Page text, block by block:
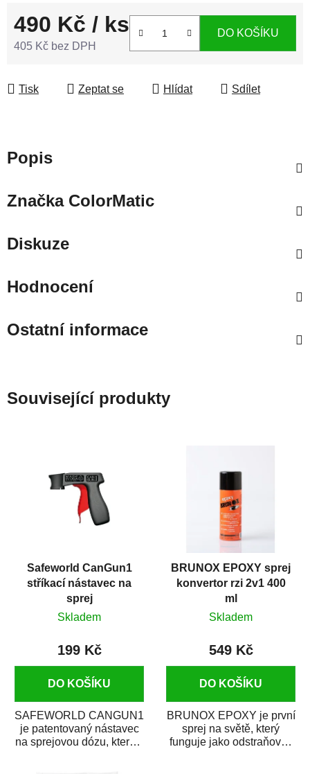
490 Kč / ks
405 Kč bez DPH
DO KOŠÍKU
Tisk Zeptat se Hlídat Sdílet
Popis
ZnačkaColorMatic
Diskuze
Hodnocení
Ostatní informace
Související produkty
Safeworld CanGun1
stříkací nástavec na
sprej
Skladem
199 Kč
DO KOŠÍKU
SAFEWORLD CANGUN1
je patentovaný nástavec
na sprejovou dózu, který ji
BRUNOX EPOXY sprej
konvertor rzi 2v1 400
ml
Skladem
549 Kč
DO KOŠÍKU
BRUNOX EPOXY je první
sprej na světě, který
funguje jako odstraňovač